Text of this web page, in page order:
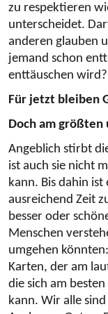
zu respektieren
unterscheidet.
anderen glauben
jemand schon
enttäuschen wird?
Für jetzt bleiben
Doch am
Angeblich stirbt
ist auch sie nicht
kann. Bis dahin
ausreichend Zeit
besser oder
Menschen
umgehen
Karten, der am
die sich am
kann. Wir alle